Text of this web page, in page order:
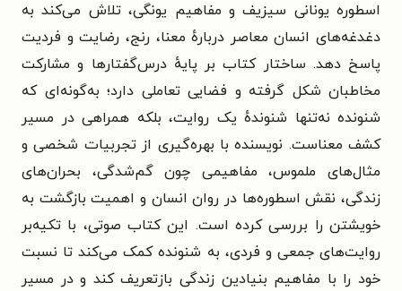
اسطوره یونانی سیزیف و مفاهیم یونگی، تلاش می‌کند به
دغدغه‌های انسان معاصر دربارهٔ معنا، رنج، رضایت و فردیت
پاسخ دهد. ساختار کتاب بر پایهٔ درس‌گفتارها و مشارکت
مخاطبان شکل گرفته و فضایی تعاملی دارد؛ به‌گونه‌ای که
شنونده نه‌تنها شنوندهٔ یک روایت، بلکه همراهی در مسیر
کشف معناست. نویسنده با بهره‌گیری از تجربیات شخصی و
مثال‌های ملموس، مفاهیمی چون گم‌شدگی، بحران‌های
زندگی، نقش اسطوره‌ها در روان انسان و اهمیت بازگشت به
خویشتن را بررسی کرده است. این کتاب صوتی، با تکیه‌بر
روایت‌های جمعی و فردی، به شنونده کمک می‌کند تا نسبت
خود را با مفاهیم بنیادین زندگی بازتعریف کند و در مسیر